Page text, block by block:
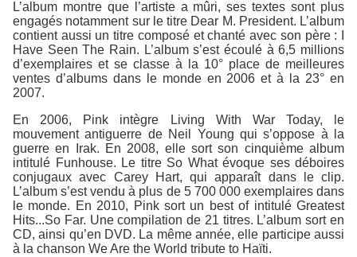
L’album montre que l’artiste a mûri, ses textes sont plus
engagés notamment sur le titre Dear M. President. L’album
contient aussi un titre composé et chanté avec son père : I
Have Seen The Rain. L’album s’est écoulé à 6,5 millions
d’exemplaires et se classe à la 10° place de meilleures
ventes d’albums dans le monde en 2006 et à la 23° en
2007.
En 2006, Pink intègre Living With War Today, le
mouvement antiguerre de Neil Young qui s’oppose à la
guerre en Irak. En 2008, elle sort son cinquième album
intitulé Funhouse. Le titre So What évoque ses déboires
conjugaux avec Carey Hart, qui apparaît dans le clip.
L’album s’est vendu à plus de 5 700 000 exemplaires dans
le monde. En 2010, Pink sort un best of intitulé Greatest
Hits...So Far. Une compilation de 21 titres. L’album sort en
CD, ainsi qu’en DVD. La même année, elle participe aussi
à la chanson We Are the World tribute to Haïti.